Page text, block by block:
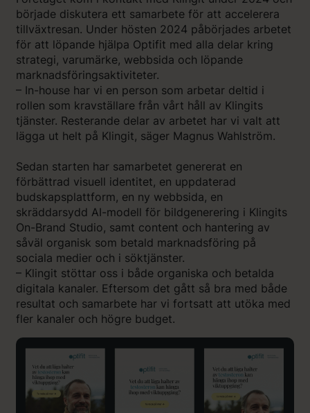
började diskutera ett samarbete för att accelerera
tillväxtresan. Under hösten 2024 påbörjades arbetet
för att löpande hjälpa Optifit med alla delar kring
strategi, varumärke, webbsida och löpande
marknadsföringsaktiviteter.
– In-house har vi en person som arbetar deltid i
rollen som kravställare från vårt håll av Klingits
tjänster. Resterande delar av arbetet har vi valt att
lägga ut helt på Klingit, säger Magnus Wahlström.
Sedan starten har samarbetet genererat en
förbättrad visuell identitet, en uppdaterad
budskapsplattform, en ny webbsida, en
skräddarsydd AI-modell för bildgenerering i Klingits
On-Brand Studio, samt content och hantering av
såväl organisk som betald marknadsföring på
sociala medier och i söktjänster.
– Klingit stöttar oss i både organiska och betalda
digitala kanaler. Eftersom det gått så bra med både
resultat och samarbete har vi fortsatt att utöka med
fler kanaler och högre budget.